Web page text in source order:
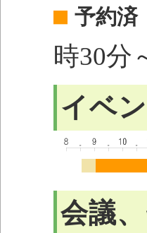
予約済
時30分
イベ
会議